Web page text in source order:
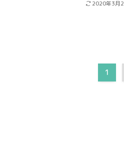
2020年3月
1